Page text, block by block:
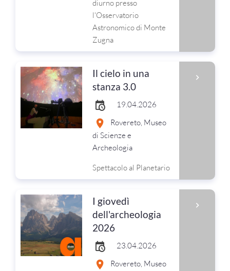
diurno presso
l'Osservatorio
Astronomico di Monte
Zugna
Il cielo in una
stanza 3.0
19.04.2026
Rovereto, Museo
di Scienze e
Archeologia
Spettacolo al Planetario
I giovedì
dell'archeologia
2026
23.04.2026
Rovereto, Museo